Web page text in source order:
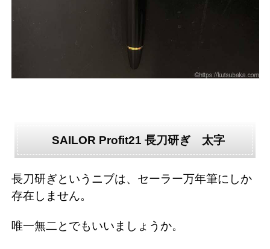
SAILOR Profit21 長刀研ぎ 太字
長刀研ぎというニブは、セーラー万年筆にしか
存在しません。
唯一無二とでもいいましょうか。